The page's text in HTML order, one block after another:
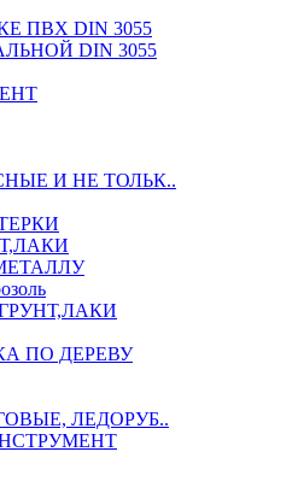
ПВХ DIN 3055
DIN 3055
И НЕ ТОЛЬК..
ПО ДЕРЕВУ
ЛЕДОРУБ..